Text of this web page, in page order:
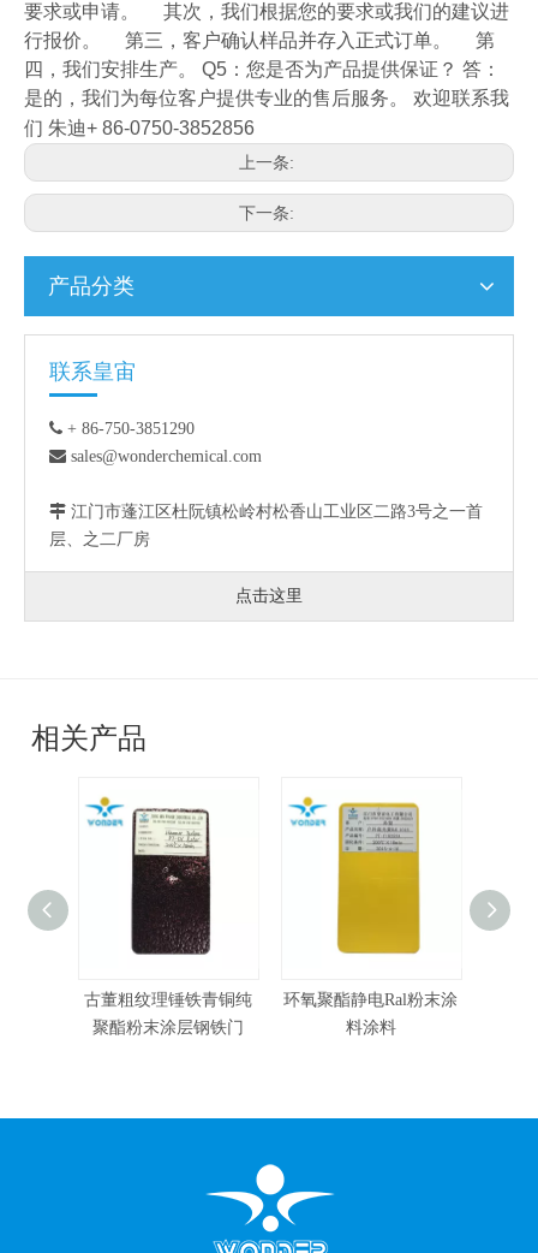
要求或申请。 其次，我们根据您的要求或我们的建议进
行报价。 第三，客户确认样品并存入正式订单。 第
四，我们安排生产。 Q5：您是否为产品提供保证？ 答：
是的，我们为每位客户提供专业的售后服务。
欢迎联系我
们 朱迪+ 86-0750-3852856
上一条:
下一条:
产品分类
联系皇宙
 + 86-750-3851290
 sales@wonderchemical.com
 江门市蓬江区杜阮镇松岭村松香山工业区二路3号之一首
层、之二厂房
点击这里
相关产品
环氧聚酯静电Ral粉末涂
料涂料
有竞争力的价格静电粉
末涂料